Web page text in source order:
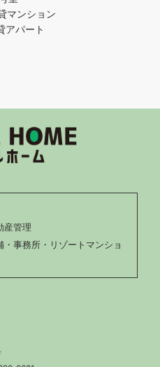
マンション
パート
産管理
事務所・リゾートマンショ